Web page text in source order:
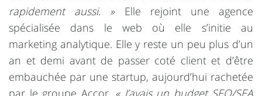
rapidement aussi. »Elle rejoint une agence
spécialisée dans le web où elle s’initie au
marketing analytique. Elle y reste un peu plus d’un
an et demi avant de passer coté client et d’être
embauchée par une startup, aujourd’hui rachetée